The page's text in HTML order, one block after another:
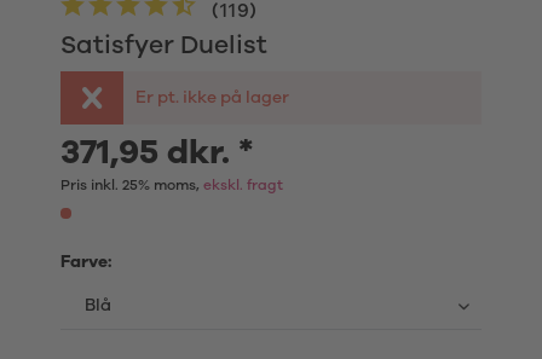
Satisfyer Duelist
(119)
Er pt. ikke på lager
371,95 dkr. *
Pris inkl. 25% moms, ekskl. fragt
Farve: